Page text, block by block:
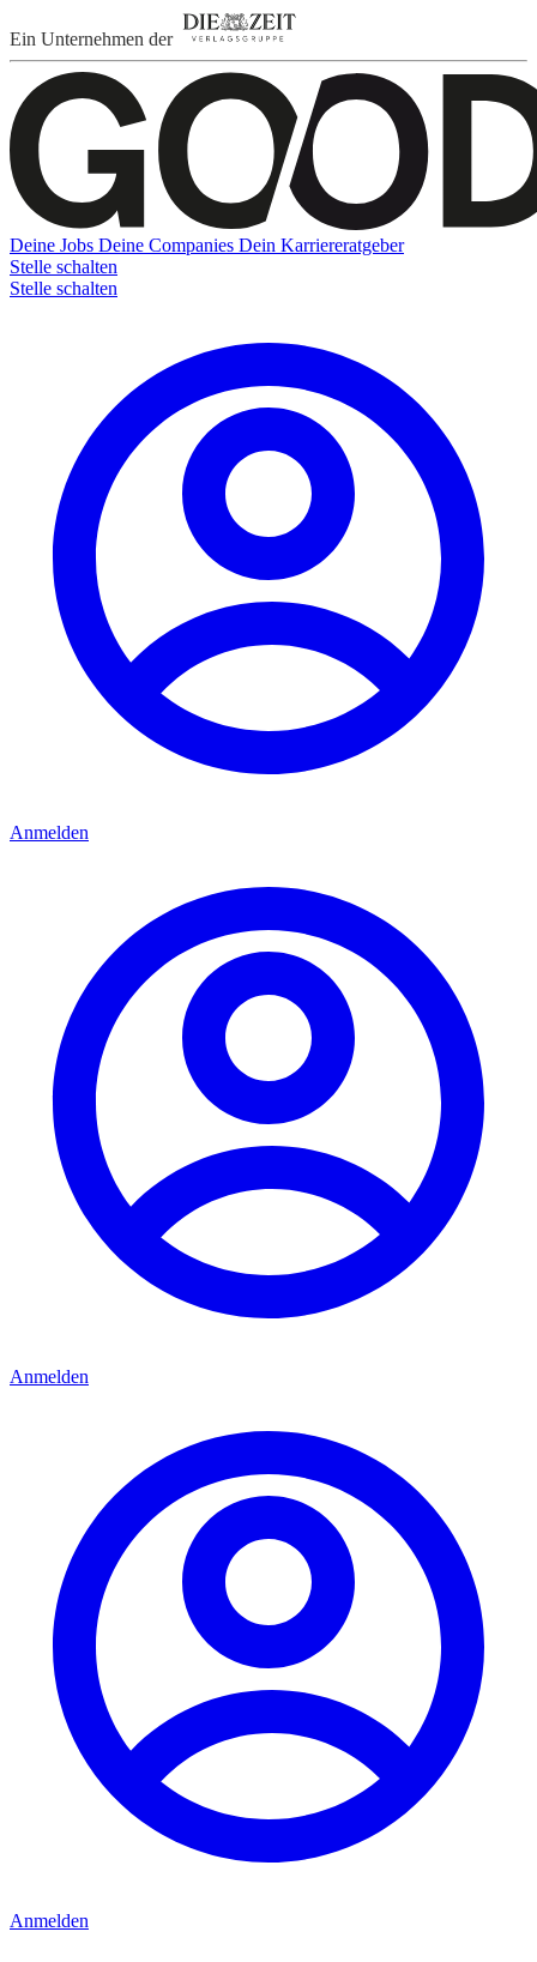
Ein Unternehmen der
Deine Jobs Deine Companies Dein Karriereratgeber
Stelle schalten
Stelle schalten
Anmelden
Anmelden
Anmelden